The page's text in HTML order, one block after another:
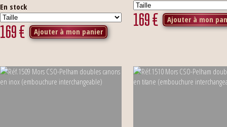
En stock
169€ Ajouter à mon panier
169€ Ajouter à mon